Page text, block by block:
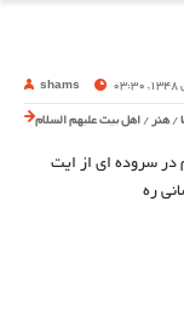
shams
/ هنر / اهل بیت علیهم السلام
در سروده ای از ایت
ره